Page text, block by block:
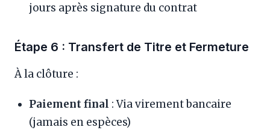
jours après signature du contrat
Étape 6 : Transfert de Titre et Fermeture
À la clôture :
Paiement final : Via virement bancaire
(jamais en espèces)